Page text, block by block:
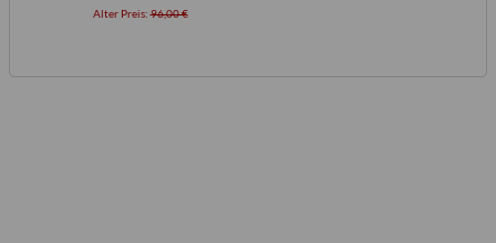
Alter Preis:96,00 €